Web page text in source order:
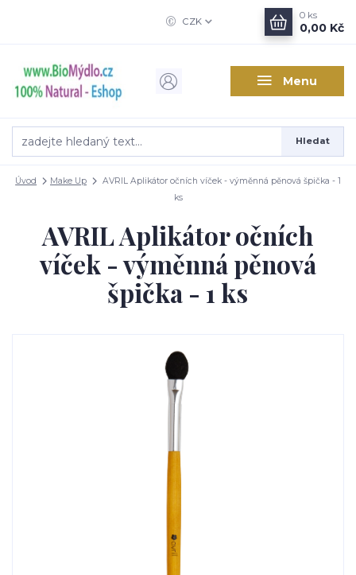
Menu
CZK
Hledat
0 ks
0,00 Kč
Úvod Make Up
AVRIL Aplikátor očních víček - výměnná pěnová špička - 1
ks
AVRIL Aplikátor očních
víček - výměnná pěnová
špička - 1 ks